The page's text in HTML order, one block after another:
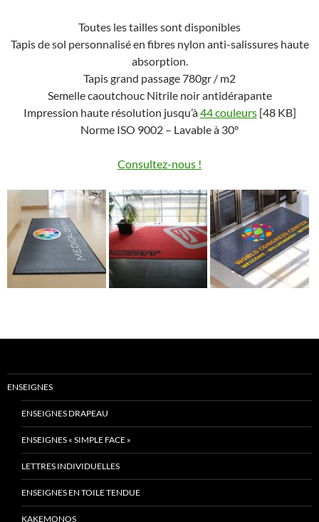
Toutes les tailles sont disponibles
Tapis de sol personnalisé en fibres nylon anti-salissures haute
absorption
Tapis grand passage 780gr / m2
Semelle caoutchouc Nitrile noir antidérapante
Impression haute résolution jusqu’à44 couleurs[48 KB]
Norme ISO 9002 – Lavable à 30°
Consultez-nous !
ENSEIGNES
ENSEIGNES DRAPEAU
ENSEIGNES « SIMPLE FACE »
LETTRES INDIVIDUELLES
ENSEIGNES EN TOILE TENDUE
KAKEMONOS